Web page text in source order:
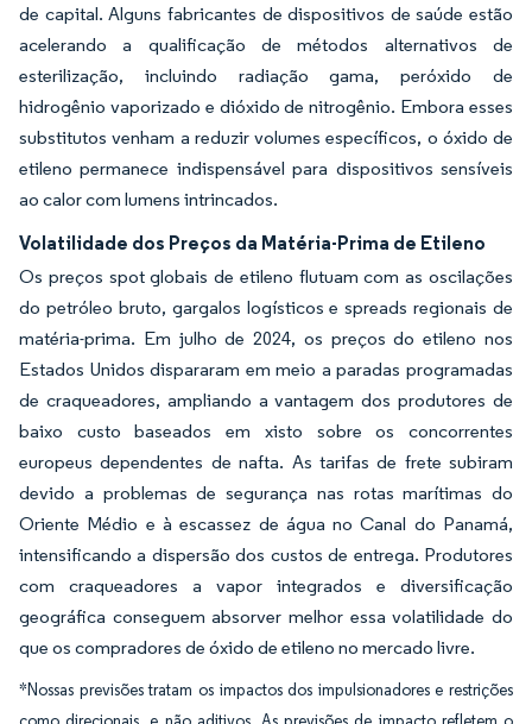
de capital. Alguns fabricantes de dispositivos de saúde estão
acelerando a qualificação de métodos alternativos de
esterilização, incluindo radiação gama, peróxido de
hidrogênio vaporizado e dióxido de nitrogênio. Embora esses
substitutos venham a reduzir volumes específicos, o óxido de
etileno permanece indispensável para dispositivos sensíveis
ao calor com lumens intrincados.
Volatilidade dos Preços da Matéria-Prima de Etileno
Os preços spot globais de etileno flutuam com as oscilações
do petróleo bruto, gargalos logísticos e spreads regionais de
matéria-prima. Em julho de 2024, os preços do etileno nos
Estados Unidos dispararam em meio a paradas programadas
de craqueadores, ampliando a vantagem dos produtores de
baixo custo baseados em xisto sobre os concorrentes
europeus dependentes de nafta. As tarifas de frete subiram
devido a problemas de segurança nas rotas marítimas do
Oriente Médio e à escassez de água no Canal do Panamá,
intensificando a dispersão dos custos de entrega. Produtores
com craqueadores a vapor integrados e diversificação
geográfica conseguem absorver melhor essa volatilidade do
que os compradores de óxido de etileno no mercado livre.
*Nossas previsões tratam os impactos dos impulsionadores e restrições